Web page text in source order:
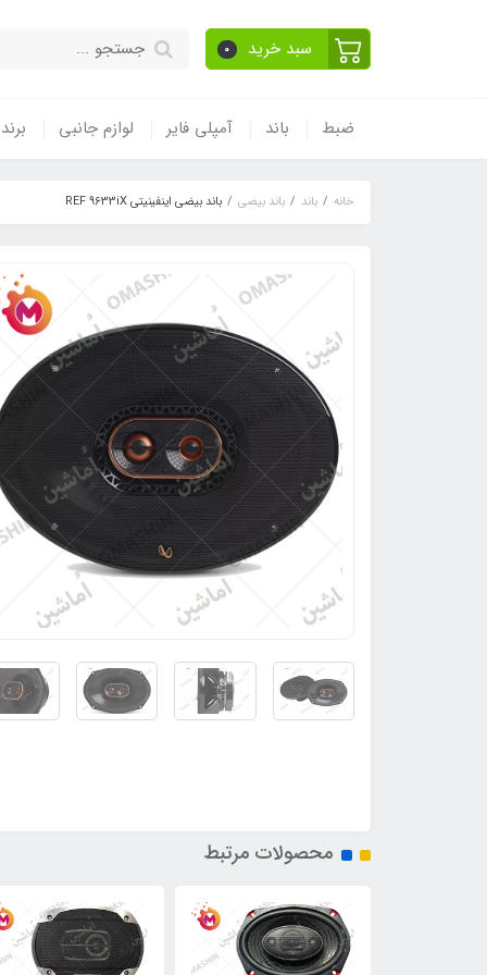
سبد خرید 0
ضبط باند آمپلی فایر لوازم جانبی
خانه باند باند بیضی باند بیضی اینفینیتی REF 9633iX
محصولات مرتبط